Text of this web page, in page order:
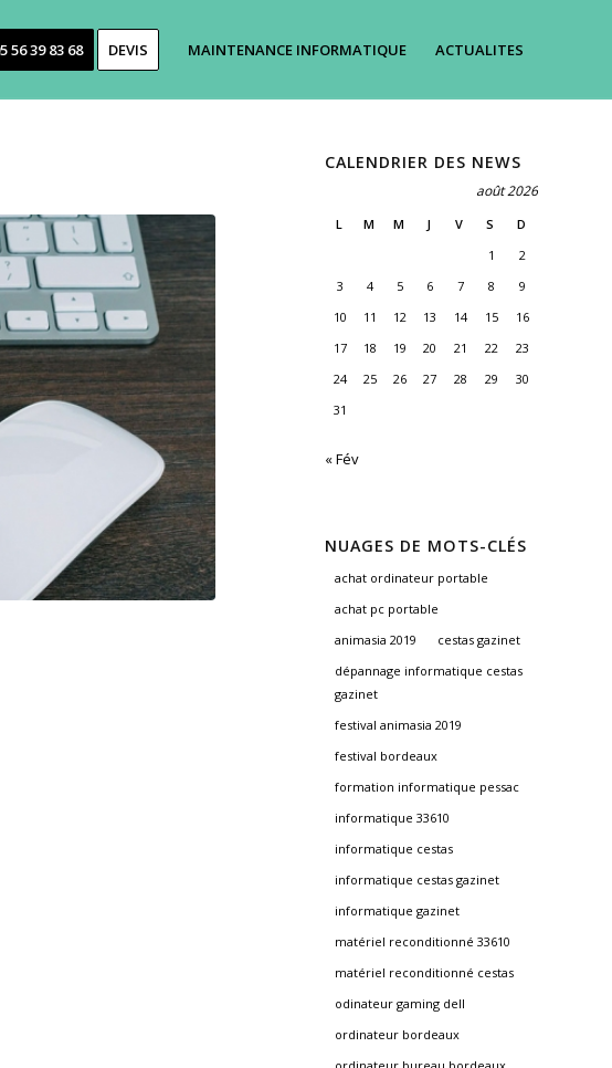
56 39 83 68 DEVIS MAINTENANCE INFORMATIQUE ACTUALITES
CALENDRIER DES NEWS
août 2026
L M M J V S
D
1
2
3
4 5 6 7 8
9
10
11 12 13 14 15
16
17
18 19 20 21 22
23
24
25 26 27 28 29
30
31
« Fév
NUAGES DE MOTS-CLÉS
achat ordinateur portable
achat pc portable
animasia 2019
cestas gazinet
dépannage informatique cestas
gazinet
festival animasia 2019
festival bordeaux
formation informatique pessac
informatique 33610
informatique cestas
informatique cestas gazinet
informatique gazinet
matériel reconditionné 33610
matériel reconditionné cestas
odinateur gaming dell
ordinateur bordeaux